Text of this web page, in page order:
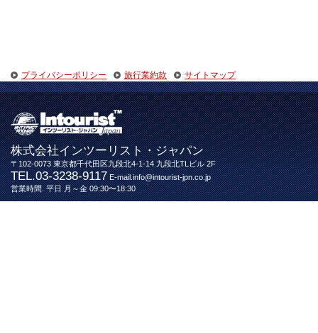
プライバシーポリシー 旅行業約款 サイトマップ
株式会社インツーリスト・ジャパン
〒102-0073 東京都千代田区九段北4-1-14 九段北TLビル 2F
TEL.03-3238-9117E-mail.info@intourist-jpn.co.jp
営業時間. 平日 月～金 09:30〜18:30